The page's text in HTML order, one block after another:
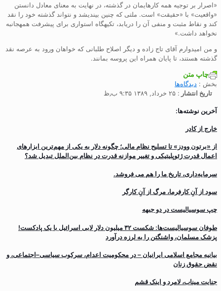
«اصرار بر توجیه همه کارهایمان در گذشته، در نهایت به معنای معادل دانستن
«واقعیت» با «حقیقت» است. ملتی که چنین بیندیشد و نتواند گذشته خود را نقد
کند و نقاط مثبت و منفی آن را دریابد، تکیهگاه استواری برای پیشرفت همهجانبه
نخواهد داشت.»
و من امیدوارم آقای تاج زاده و دیگر اصلاح طلبانی که خواهان ورود به عرصه نقد
گذشته هستند، تا پایان همراه این پروسه بمانند.
چاپ متن
بخش : دیدگاه‌ها
تاریخ انتشار : ۲۵ خرداد, ۱۳۸۹ ۹:۳۵ ب٫ظ
آخرین نوشته‌ها:
خارج از کادر
از «برتون وودز» تا تسلیح نظام مالی؛ چگونه دلار به یکی از مهم‌ترین ابزارهای
اعمال قدرت ژئوپلیتیکی و تغییر موازنه قدرت در نظام بین‌الملل تبدیل شد؟
سرمایه‌داری، تاریخ ما را هم می فروشد.
سود از آنِ کارفرما، مرگ از آنِ کارگر
چپ سوسیالیست در دو جبهه
طوفان سوسیالیست‌ها: شکست ۳۲ میلیون دلار لابی اسرائیل با یک پادکست!
پزشک مسلمان، واشنگتن را به لرزه درآورد
بیانیه مجامع اسلامی ایرانیان – در محکومیت اعدام، سرکوب سیاسی–اجتماعی، و
نقض حقوق زنان
جنایت میناب، لامرد و اینک قشم